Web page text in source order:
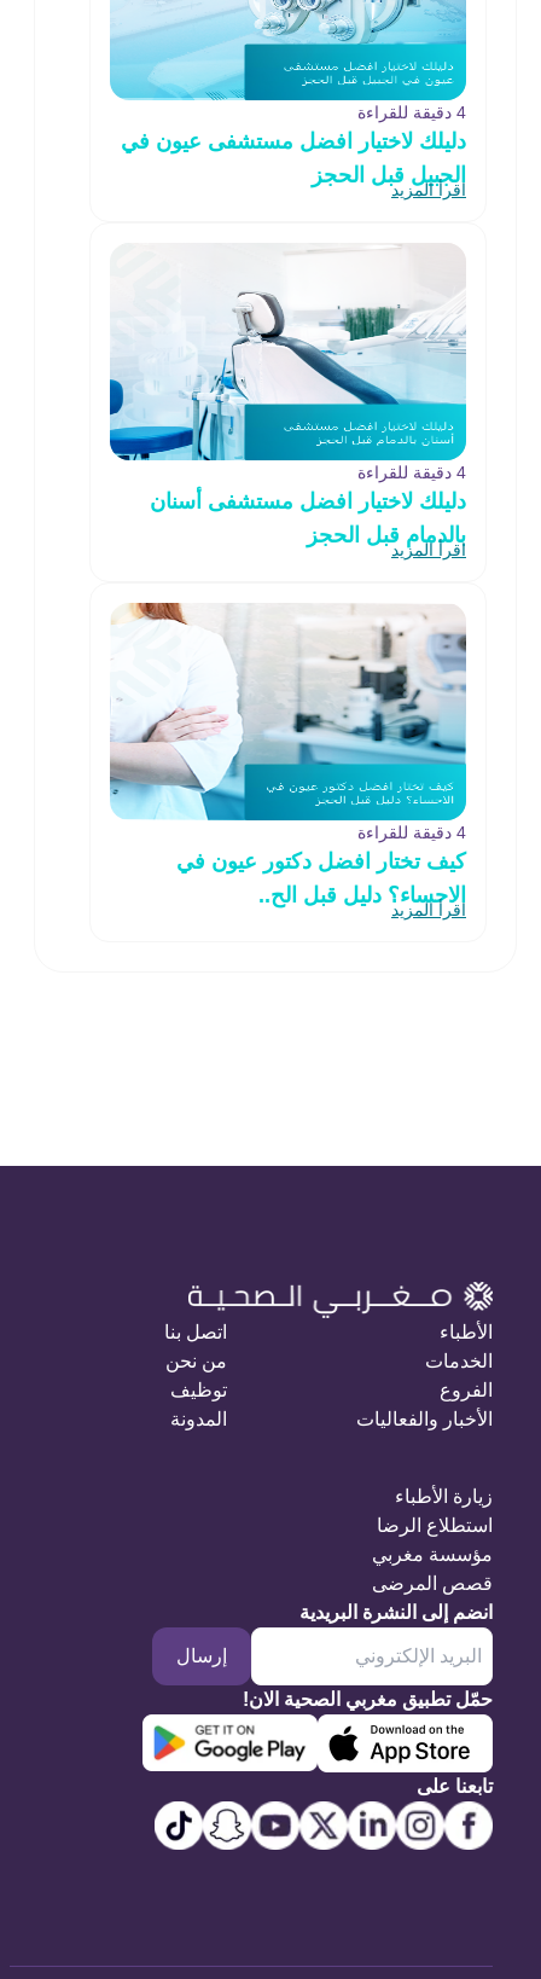
4 دقيقة للقراءة
دليلك لاختيار افضل مستشفى عيون في
الجبيل قبل الحجز
اقرأ المزيد
4 دقيقة للقراءة
دليلك لاختيار افضل مستشفى أسنان
بالدمام قبل الحجز
اقرأ المزيد
4 دقيقة للقراءة
كيف تختار افضل دكتور عيون في
الاحساء؟ دليل قبل الح..
اقرأ المزيد
الأطباء
الخدمات
الفروع
الأخبار والفعاليات
اتصل بنا
من نحن
توظيف
المدونة
زيارة الأطباء
استطلاع الرضا
مؤسسة مغربي
قصص المرضى
انضم إلى النشرة البريدية
إرسال
حمّل تطبيق مغربي الصحية الان!
تابعنا على